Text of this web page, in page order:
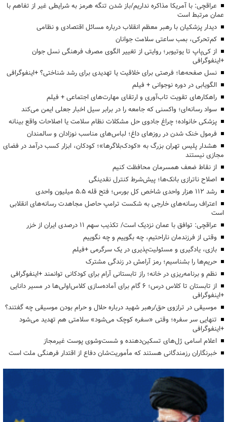
عراقچی: با آمریکا مذاکره نداریم/باز شدن تنگه هرمز به شرایطی غیر از تفاهم با
عمان مرتبط است
دیدار پزشکیان با رهبر معظم انقلاب درباره مسائل اقتصادی و نظامی
کم‌تحرکی، بمب ساعتی سلامت جوانان
از کی‌پاپ تا یوتیوبر؛ روایتی از تغییر الگوی مصرف فرهنگی نسل جوان
+اینفوگرافی
نسل صفحه‌ها؛ فرصتی برای خلاقیت یا تهدیدی برای رشد شناختی؟ +اینفوگرافی
الگویابی در دوره نوجوانی + فیلم
راهکارهای تقویت تاب‌آوری و ارتقای مهارت‌های اجتماعی + فیلم
سواد رسانه‌ای؛ واکسنی که جامعه را در برابر سیل اخبار جعلی ایمن می‌کند
پزشکی خانواده؛ چراغ جادوی حل مشکلات نظام سلامت یا اصلاحات واقع بینانه
فرمول خنک شدن در روزهای داغ؛ لباس‌های مناسب نوزادان و سالمندان
هشدار پلیس تهران بزرگ به «کودک‌بلاگرها»؛ کودکان، ابزار کسب درآمد در فضای
مجازی نیستند
از نقاط ضعف همسرمان محافظت کنیم
اصلاح ناترازی بانک‌ها؛ پیش‌شرط کنترل نقدینگی
رشد ۱۱۲ هزار واحدی شاخص کل بورس؛ فتح قله ۵.۵ میلیون واحدی
اعتراف رسانه‌های خارجی به شکست ترامپ حاصل مجاهدت رسانه‌های انقلابی
است
عراقچی: توافق با عمان نزدیک است/ تکذیب سهم ۱۱ درصدی ایران از خزر
وقتی از فرزندمان ناراحتیم، چه بگوییم و چه نگوییم
بازی، یادگیری و مسئولیت‌پذیری در یک سرگرمی +فیلم
حریم‌ها را بشناسیم؛ رمز آرامش در زندگی مشترک
نظم و برنامه‌ریزی در خانه؛ راز تابستانی آرام برای کودکانی توانمند +اینفوگرافی
از تابستان تا کلاس درس؛ ۶ گام برای آماده‌سازی کلاس‌اولی‌ها در مسیر دانایی
+اینفوگرافی
موسیقی در ترازوی حق/رهبر شهید درباره حلال و حرام بودن موسیقی چه گفتند؟
تنهایی سر سفره؛ وقتی «سفره کوچک می‌شود» سلامتی هم تهدید می‌شود
+اینفوگرافی
اعلام اسامی ژل‌های تسکین‌دهنده و شست‌وشوی پوست غیرمجاز
خبرنگاران رزمندگانی هستند که مأموریت‌شان دفاع از اقتدار فرهنگی ملت است